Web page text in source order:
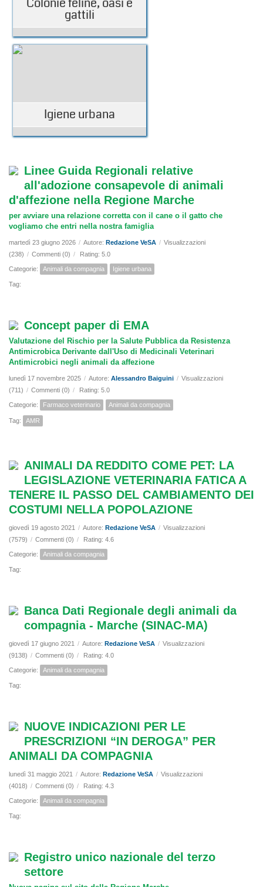
gattili
Igiene urbana
Linee Guida Regionali relative
all'adozione consapevole di animali
d'affezione nella Regione Marche
per avviare una relazione corretta con il cane o il gatto che
vogliamo che entri nella nostra famiglia
martedì 23 giugno 2026 / Autore: Redazione VeSA / Visualizzazioni
(238) / Commenti (0) / Rating: 5.0
Categorie: Animali da compagnia Igiene urbana
Tag:
Concept paper di EMA
Valutazione del Rischio per la Salute Pubblica da Resistenza
Antimicrobica Derivante dall'Uso di Medicinali Veterinari
Antimicrobici negli animali da affezione
lunedì 17 novembre 2025 / Autore: Alessandro Baiguini / Visualizzazioni
(711) / Commenti (0) / Rating: 5.0
Categorie: Farmaco veterinario Animali da compagnia
Tag: AMR
ANIMALI DA REDDITO COME PET: LA
LEGISLAZIONE VETERINARIA FATICA A
TENERE IL PASSO DEL CAMBIAMENTO DEI
COSTUMI NELLA POPOLAZIONE
giovedì 19 agosto 2021 / Autore: Redazione VeSA / Visualizzazioni
(7579) / Commenti (0) / Rating: 4.6
Categorie: Animali da compagnia
Tag:
Banca Dati Regionale degli animali da
compagnia - Marche (SINAC-MA)
giovedì 17 giugno 2021 / Autore: Redazione VeSA / Visualizzazioni
(9138) / Commenti (0) / Rating: 4.0
Categorie: Animali da compagnia
Tag:
NUOVE INDICAZIONI PER LE
PRESCRIZIONI “IN DEROGA” PER
ANIMALI DA COMPAGNIA
lunedì 31 maggio 2021 / Autore: Redazione VeSA / Visualizzazioni
(4018) / Commenti (0) / Rating: 4.3
Categorie: Animali da compagnia
Tag:
Registro unico nazionale del terzo
settore